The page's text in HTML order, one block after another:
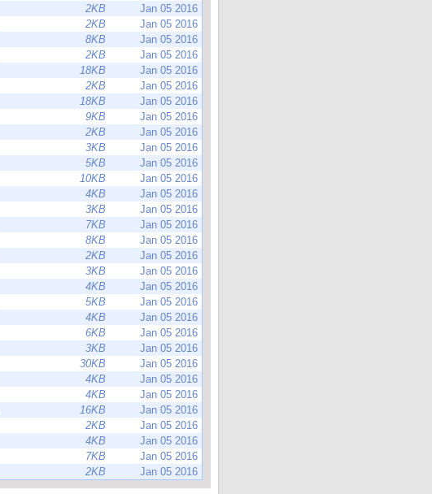
2KB
Jan 05 2016
2KB
Jan 05 2016
8KB
Jan 05 2016
2KB
Jan 05 2016
18KB
Jan 05 2016
2KB
Jan 05 2016
18KB
Jan 05 2016
9KB
Jan 05 2016
2KB
Jan 05 2016
3KB
Jan 05 2016
5KB
Jan 05 2016
10KB
Jan 05 2016
4KB
Jan 05 2016
3KB
Jan 05 2016
7KB
Jan 05 2016
8KB
Jan 05 2016
2KB
Jan 05 2016
3KB
Jan 05 2016
4KB
Jan 05 2016
5KB
Jan 05 2016
4KB
Jan 05 2016
6KB
Jan 05 2016
3KB
Jan 05 2016
30KB
Jan 05 2016
4KB
Jan 05 2016
4KB
Jan 05 2016
16KB
Jan 05 2016
2KB
Jan 05 2016
4KB
Jan 05 2016
7KB
Jan 05 2016
2KB Jan 05 2016